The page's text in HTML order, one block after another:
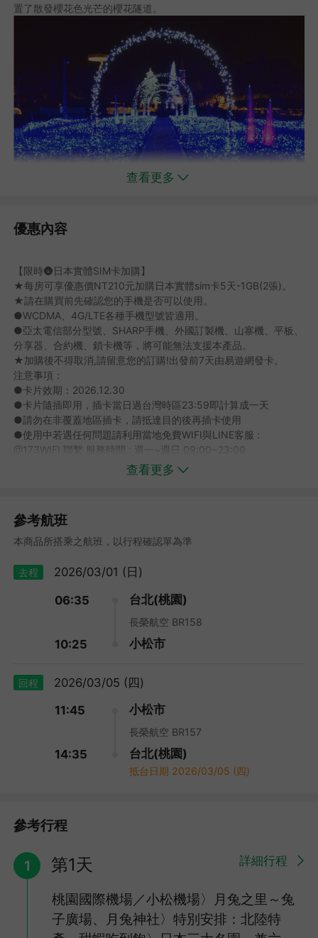
置了散發櫻花色光芒的櫻花隧道。
,
白川鄉合掌村－世界遺產（文化遺產）
當地人使用茅草合掌形的方式來建築屋頂，加上厚實的中央屋，即
使在嚴冬的自然環境裡，仍可以維持安全，合掌造這種傳統冬暖夏
查看更多
優惠內容
【限時🌚日本實體SIM卡加購】
★每房可享優惠價NT210元加購日本實體sim卡5天-1GB(2張)。
★請在購買前先確認您的手機是否可以使用。
●WCDMA、4G/LTE各種手機型號皆適用。
●亞太電信部分型號、SHARP手機、外國訂製機、山寨機、平板、
分享器、合約機、鎖卡機等，將可能無法支援本產品。
★加購後不得取消,請留意您的訂購!出發前7天由易遊網發卡。
注意事項：
●卡片效期：2026.12.30
●卡片隨插即用，插卡當日過台灣時區23:59即計算成一天
●請勿在非覆蓋地區插卡，請抵達目的後再插卡使用
●使用中若遇任何問題請利用當地免費WIFI與LINE客服 :
@173WIFI 聯繫 服務時間 : 週一~週日 09:00~23:00
【查看適用裝置型號】
★出券後不得取消,請留意您的加購!
1.請在購買前先檢查手機是否可以使用eSIM：開啟撥號介面輸入
*#06#，如出現EID的條碼或文字，表示該手機支援eSIM。
2.此方案開通後開始計算每日24小時，建議「出發當日」啟用且需
查看更多
參考航班
本商品所搭乘之航班，以行程確認單為準
去程
2026/03/01 (日)
06:35
台北(桃園)
長榮航空 BR158
10:25 小松市
回程
2026/03/05 (四)
11:45
小松市
長榮航空 BR157
14:35 台北(桃園)
抵台日期 2026/03/05 (四)
參考行程
1 第1天 詳細行程
桃園國際機場／小松機場〉月兔之里～兔
子廣場、月兔神社〉特別安排：北陸特